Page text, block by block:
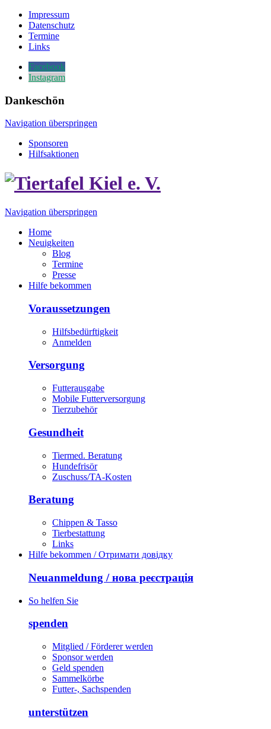
Impressum
Datenschutz
Termine
Links
Facebook
Instagram
Dankeschön
Navigation überspringen
Sponsoren
Hilfsaktionen
Navigation überspringen
Home
Neuigkeiten
Blog
Termine
Presse
Hilfe bekommen
Voraussetzungen
Hilfsbedürftigkeit
Anmelden
Versorgung
Futterausgabe
Mobile Futterversorgung
Tierzubehör
Gesundheit
Tiermed. Beratung
Hundefrisör
Zuschuss/TA-Kosten
Beratung
Chippen & Tasso
Tierbestattung
Links
Hilfe bekommen / Отримати довідку
Neuanmeldung / нова реєстрація
So helfen Sie
spenden
Mitglied / Förderer werden
Sponsor werden
Geld spenden
Sammelkörbe
Futter-, Sachspenden
unterstützen